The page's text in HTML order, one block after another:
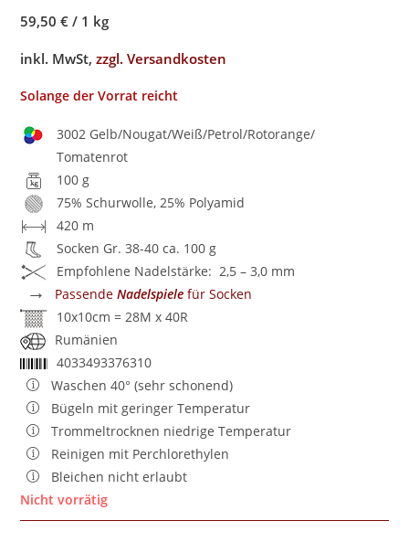
59,50 € / 1 kg
inkl. MwSt,zzgl. Versandkosten
Solange der Vorrat reicht
3002 Gelb/Nougat/Weiß/Petrol/Rotorange/
Tomatenrot
100 g
75% Schurwolle, 25% Polyamid
420 m
Socken Gr. 38-40 ca. 100 g
Empfohlene Nadelstärke: 2,5 – 3,0 mm
→ PassendeNadelspiele für Socken
10x10cm = 28M x 40R
Rumänien
4033493376310
Waschen 40° (sehr schonend)
Bügeln mit geringer Temperatur
Trommeltrocknen niedrige Temperatur
Reinigen mit Perchlorethylen
Bleichen nicht erlaubt
Nicht vorrätig